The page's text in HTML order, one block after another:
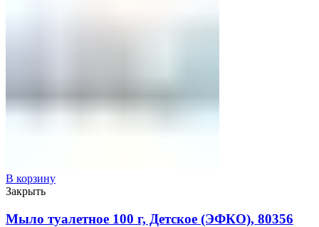
В корзину
Закрыть
Мыло туалетное 100 г, Детское (ЭФКО), 80356